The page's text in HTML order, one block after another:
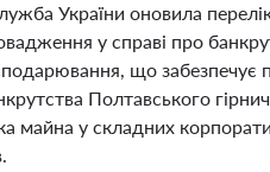
України оновила
у справі про
що
Полтавського
майна у складних